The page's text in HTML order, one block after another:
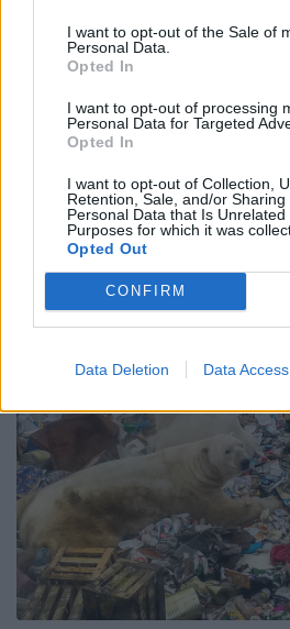
I want to opt-out of the Sale of
Personal Data.
Opted In
I want to opt-out of processing
Personal Data for Targeted
Opted In
I want to opt-out of Collection,
Retention, Sale, and/or Sharing
Personal Data that Is Unrelated
Purposes for which it was
Opted Out
CONFIRM
Data Deletion Data Access